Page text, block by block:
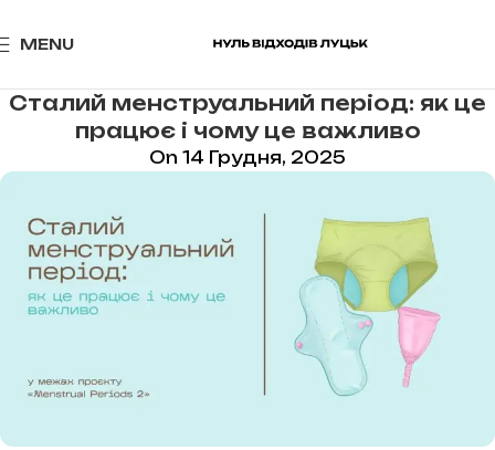
MENU
Сталий менструальний період: як це
працює і чому це важливо
On 14 Грудня, 2025